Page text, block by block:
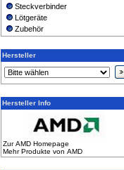
Steckverbinder
Lötgeräte
Zubehör
Hersteller
Hersteller Info
Zur AMD Homepage
Mehr Produkte von AMD